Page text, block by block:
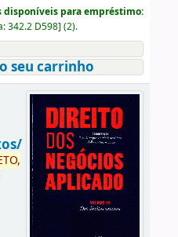
disponíveis para empréstimo:
342.2 D598] (2).
seu carrinho